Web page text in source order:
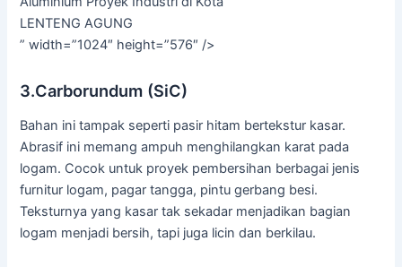
LENTENG AGUNG
” width=”1024″ height=”576″ />
3.Carborundum (SiC)
Bahan ini tampak seperti pasir hitam bertekstur kasar.
Abrasif ini memang ampuh menghilangkan karat pada
logam. Cocok untuk proyek pembersihan berbagai jenis
furnitur logam, pagar tangga, pintu gerbang besi.
Teksturnya yang kasar tak sekadar menjadikan bagian
logam menjadi bersih, tapi juga licin dan berkilau.